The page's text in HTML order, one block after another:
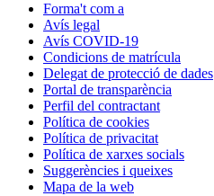
Forma't com a
Avís legal
Avís COVID-19
Condicions de matrícula
Delegat de protecció de dades
Portal de transparència
Perfil del contractant
Política de cookies
Política de privacitat
Política de xarxes socials
Suggerències i queixes
Mapa de la web